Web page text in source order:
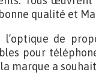
qualité et
l’optique de
pour
marque a